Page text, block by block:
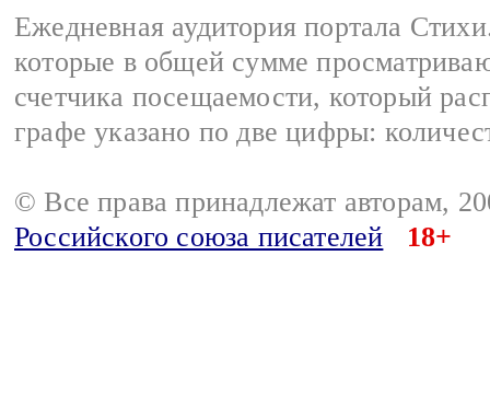
Ежедневная аудитория портала
которые в общей сумме
счетчика посещаемости, который
графе указано по две цифры:
© Все права принадлежат авторам,
Российского союза писателей
18+